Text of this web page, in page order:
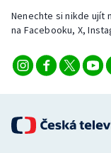
Stolní tenis
Triatlon
Veslování
Vodní slalom
Nenechte si nikde ujít
na Facebooku, X,